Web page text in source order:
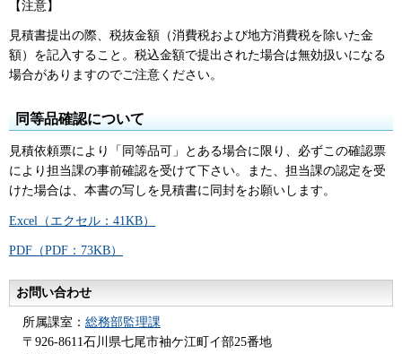
【注意】
見積書提出の際、税抜金額（消費税および地方消費税を除いた金
額）を記入すること。税込金額で提出された場合は無効扱いになる
場合がありますのでご注意ください。
同等品確認について
見積依頼票により「同等品可」とある場合に限り、必ずこの確認票
により担当課の事前確認を受けて下さい。また、担当課の認定を受
けた場合は、本書の写しを見積書に同封をお願いします。
Excel（エクセル：41KB）
PDF（PDF：73KB）
お問い合わせ
所属課室： 総務部監理課
〒926-8611石川県七尾市袖ケ江町イ部25番地